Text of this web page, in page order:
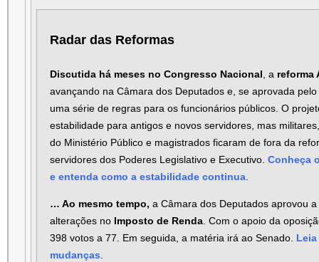
Radar das Reformas
Discutida há meses no Congresso Nacional , a reforma
avançando na Câmara dos Deputados e, se aprovada
uma série de regras para os funcionários públicos. O
estabilidade para antigos e novos servidores, mas
do Ministério Público e magistrados ficaram de fora da
servidores dos Poderes Legislativo e Executivo. Conheça
e entenda como a estabilidade continua
… Ao mesmo tempo, a Câmara dos Deputados aprovou
alterações no Imposto de Renda. Com o apoio da
398 votos a 77. Em seguida, a matéria irá ao Senado.
mudanças.